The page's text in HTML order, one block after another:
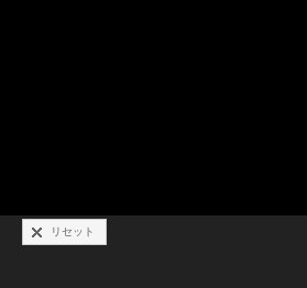
リセット